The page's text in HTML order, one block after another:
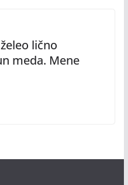
lično
meda. Mene